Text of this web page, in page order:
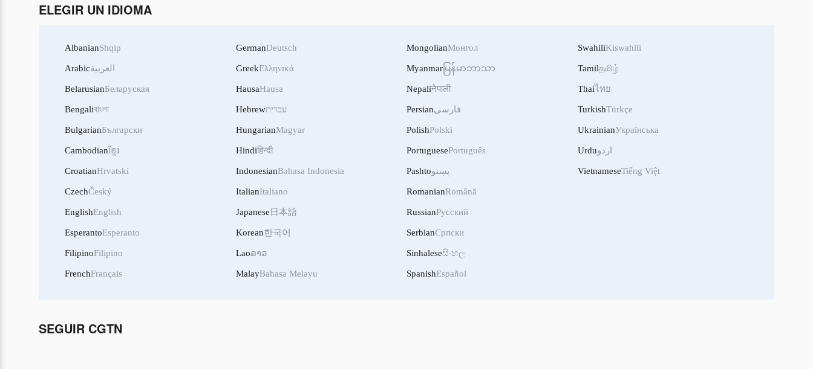
ELEGIR UN IDIOMA
AlbanianShqip
Arabicالعربية
BelarusianБеларуская
Bengaliবাংলা
BulgarianБългарски
Cambodianខ្មែរ
CroatianHrvatski
CzechČeský
EnglishEnglish
EsperantoEsperanto
FilipinoFilipino
FrenchFrançais
GermanDeutsch
GreekΕλληνικά
HausaHausa
Hebrewעברית
HungarianMagyar
Hindiहिन्दी
IndonesianBahasa Indonesia
ItalianItaliano
Japanese 日本語
Korean한국어
Laoລາວ
MalayBahasa Melayu
MongolianМонгол
Myanmar မြန်မာဘာသာ
Nepaliनेपाली
Persianفارسی
PolishPolski
PortuguesePortuguês
Pashtoپښتو
RomanianRomână
RussianРусский
SerbianСрпски
Sinhaleseසිංහල
SpanishEspañol
SwahiliKiswahili
Tamilதமிழ்
Thaiไทย
TurkishTürkçe
UkrainianУкраїнська
Urduاردو
VietnameseTiếng Việt
SEGUIR CGTN